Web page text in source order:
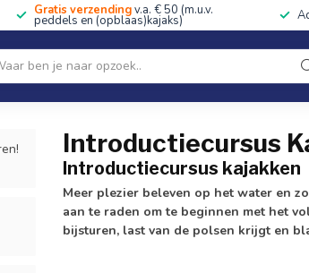
Gratis verzendingv.a. € 50 (m.u.v.
peddels en (opblaas)kajaks)
SUP's Peddels Kleding Uitrusting
kajakken
Introductiecursus
Introductiecursus kajakken
Meer plezier beleven op het water en
aan te raden om te beginnen met het
bijsturen, last van de polsen krijgt en